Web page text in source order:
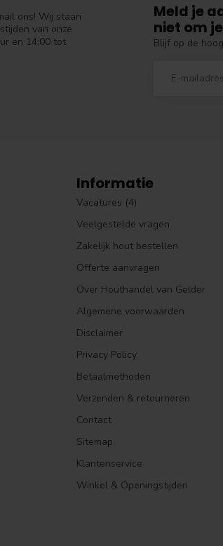
ons! Wij staan
van onze
en 14:00 tot
Meld je
niet om
Blijf op de
Informatie
Vacatures (4)
Veelgestelde vragen
Zakelijk hout bestellen
Offerte aanvragen
Over Houthandel van Gelder
Algemene voorwaarden
Disclaimer
Privacy Policy
Betaalmethoden
Verzenden & retourneren
Contact
Sitemap
Klantenservice
Winkel & Openingstijden